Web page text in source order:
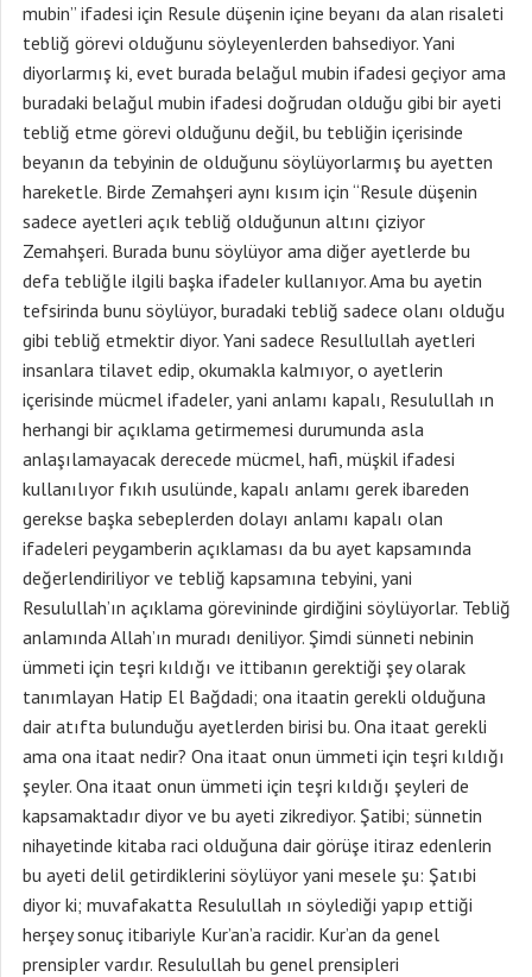
mubin” ifadesi için Resule düşenin içine beyanı da alan risaleti
tebliğ görevi olduğunu söyleyenlerden bahsediyor. Yani
diyorlarmış ki, evet burada belağul mubin ifadesi geçiyor ama
buradaki belağul mubin ifadesi doğrudan olduğu gibi bir ayeti
tebliğ etme görevi olduğunu değil, bu tebliğin içerisinde
beyanın da tebyinin de olduğunu söylüyorlarmış bu ayetten
hareketle. Birde Zemahşeri aynı kısım için “Resule düşenin
sadece ayetleri açık tebliğ olduğunun altını çiziyor
Zemahşeri. Burada bunu söylüyor ama diğer ayetlerde bu
defa tebliğle ilgili başka ifadeler kullanıyor. Ama bu ayetin
tefsirinda bunu söylüyor, buradaki tebliğ sadece olanı olduğu
gibi tebliğ etmektir diyor. Yani sadece Resullullah ayetleri
insanlara tilavet edip, okumakla kalmıyor, o ayetlerin
içerisinde mücmel ifadeler, yani anlamı kapalı, Resulullah ın
herhangi bir açıklama getirmemesi durumunda asla
anlaşılamayacak derecede mücmel, hafi, müşkil ifadesi
kullanılıyor fıkıh usulünde, kapalı anlamı gerek ibareden
gerekse başka sebeplerden dolayı anlamı kapalı olan
ifadeleri peygamberin açıklaması da bu ayet kapsamında
değerlendiriliyor ve tebliğ kapsamına tebyini, yani
Resulullah’ın açıklama görevininde girdiğini söylüyorlar. Tebliğ
anlamında Allah’ın muradı deniliyor. Şimdi sünneti nebinin
ümmeti için teşri kıldığı ve ittibanın gerektiği şey olarak
tanımlayan Hatip El Bağdadi; ona itaatin gerekli olduğuna
dair atıfta bulunduğu ayetlerden birisi bu. Ona itaat gerekli
ama ona itaat nedir? Ona itaat onun ümmeti için teşri kıldığı
şeyler. Ona itaat onun ümmeti için teşri kıldığı şeyleri de
kapsamaktadır diyor ve bu ayeti zikrediyor. Şatibi; sünnetin
nihayetinde kitaba raci olduğuna dair görüşe itiraz edenlerin
bu ayeti delil getirdiklerini söylüyor yani mesele şu: Şatıbi
diyor ki; muvafakatta Resulullah ın söylediği yapıp ettiği
herşey sonuç itibariyle Kur’an’a racidir. Kur’an da genel
prensipler vardır. Resulullah bu genel prensipleri